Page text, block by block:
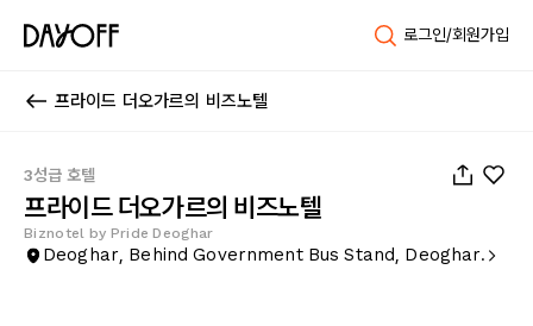
로그인/회원가입
프라이드 더오가르의 비즈노텔
3성급 호텔
프라이드 더오가르의 비즈노텔
Biznotel by Pride Deoghar
Deoghar, Behind Government Bus Stand, Deoghar.